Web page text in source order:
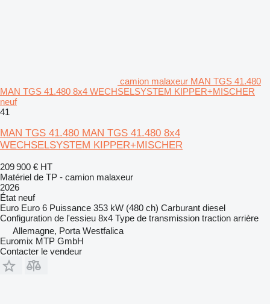
camion malaxeur MAN TGS 41.480
MAN TGS 41.480 8x4 WECHSELSYSTEM KIPPER+MISCHER
neuf
41
MAN TGS 41.480 MAN TGS 41.480 8x4
WECHSELSYSTEM KIPPER+MISCHER
209 900 € HT
Matériel de TP - camion malaxeur
2026
État neuf
Euro Euro 6 Puissance 353 kW (480 ch) Carburant diesel
Configuration de l'essieu 8x4 Type de transmission traction arrière
Allemagne, Porta Westfalica
Euromix MTP GmbH
Contacter le vendeur